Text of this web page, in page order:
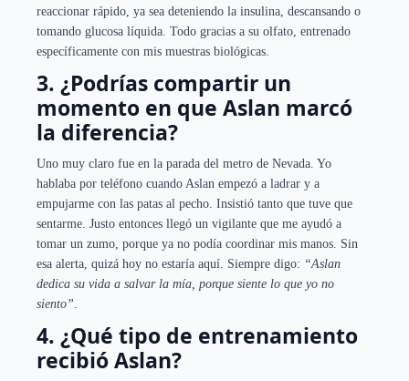
reaccionar rápido, ya sea deteniendo la insulina, descansando o
tomando glucosa líquida. Todo gracias a su olfato, entrenado
específicamente con mis muestras biológicas.
3. ¿Podrías compartir un
momento en que Aslan marcó
la diferencia?
Uno muy claro fue en la parada del metro de Nevada. Yo
hablaba por teléfono cuando Aslan empezó a ladrar y a
empujarme con las patas al pecho. Insistió tanto que tuve que
sentarme. Justo entonces llegó un vigilante que me ayudó a
tomar un zumo, porque ya no podía coordinar mis manos. Sin
esa alerta, quizá hoy no estaría aquí. Siempre digo: “Aslan
dedica su vida a salvar la mía, porque siente lo que yo no
siento”.
4. ¿Qué tipo de entrenamiento
recibió Aslan?